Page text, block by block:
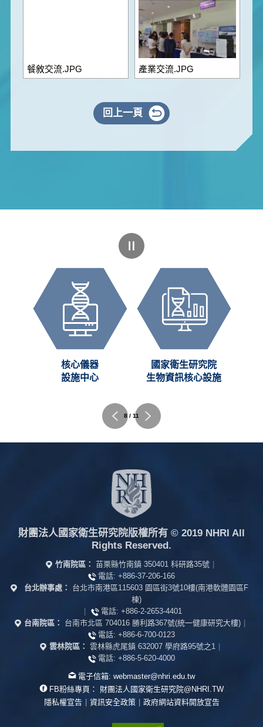
餐敘交流.JPG 產業交流.JPG
回上一頁
核心儀器
設施中心
國家衛生研究院
生物資訊核心設施
8 / 11
財團法人國家衛生研究院版權所有 © 2019 NHRI All
Rights Reserved.
竹南院區： 苗栗縣竹南鎮 350401 科研路35號
電話: +886-37-206-166
台北辦事處：
台北市南港區115603 園區街3號10樓(南港軟體園區F
棟)
電話: +886-2-2653-4401
台南院區：
台南市北區 704016 勝利路367號(統一健康研究大樓)
電話: +886-6-700-0123
雲林院區： 雲林縣虎尾鎮 632007 學府路95號之1
電話: +886-5-620-4000
電子信箱: webmaster@nhri.edu.tw
FB粉絲專頁：
財團法人國家衛生研究院@NHRI.TW
隱私權宣告
資訊安全政策 政府網站資料開放宣告